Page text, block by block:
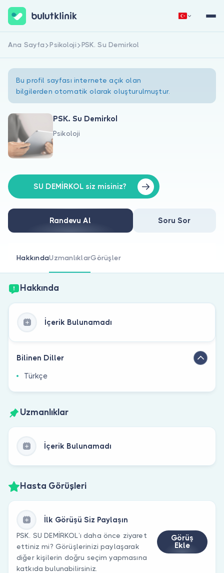
Hakkımızda
Doktorlar için
Doktor musunuz?
Hemen Kaydol
Ana Sayfa Psikoloji PSK. Su Demirkol
Bu profil sayfası internete açık olan
bilgilerden otomatik olarak oluşturulmuştur.
PSK. Su Demirkol
Psikoloji
SU DEMİRKOL siz misiniz?
Randevu Al Soru Sor
HakkındaUzmanlıklarGörüşler
Hakkında
İçerik Bulunamadı
Bilinen Diller
Türkçe
Uzmanlıklar
İçerik Bulunamadı
Hasta Görüşleri
İlk Görüşü Siz Paylaşın
PSK. SU DEMİRKOL’ı daha önce ziyaret
ettiniz mi? Görüşlerinizi paylaşarak
diğer kişilerin doğru seçim yapmasına
katkıda bulunabilirsiniz.
Görüş
Ekle